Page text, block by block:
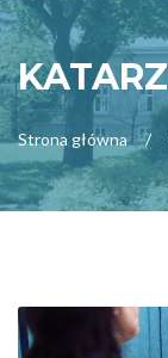
Strona główna